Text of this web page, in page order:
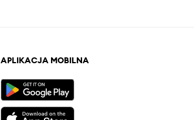
APLIKACJA MOBILNA